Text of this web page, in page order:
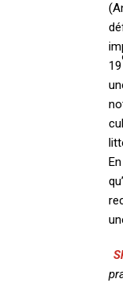
19